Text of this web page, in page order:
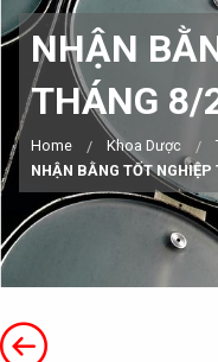
NHẬN
THÁNG 8/
Home Khoa Dược
NHẬN BẰNG TỐT